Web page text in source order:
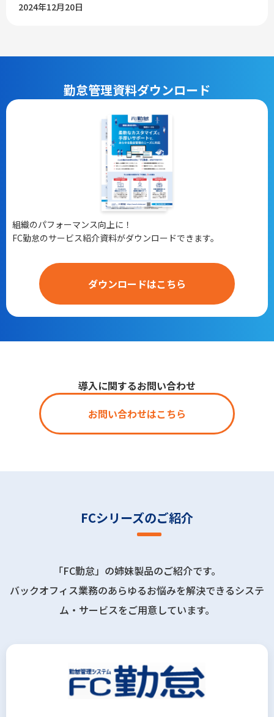
2024年12月20日
勤怠管理資料ダウンロード
組織のパフォーマンス向上に！
FC勤怠のサービス紹介資料がダウンロードできます。
ダウンロードはこちら
導入に関するお問い合わせ
お問い合わせはこちら
FCシリーズのご紹介
「FC勤怠」の姉妹製品のご紹介です。
バックオフィス業務のあらゆるお悩みを解決できるシステ
ム・サービスをご用意しています。